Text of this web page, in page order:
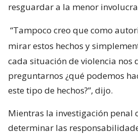
resguardar a la menor
“Tampoco creo que como
mirar estos hechos y
cada situación de violencia nos
preguntarnos ¿qué podemos
este tipo de hechos?”, dijo.
Mientras la investigación penal
determinar las